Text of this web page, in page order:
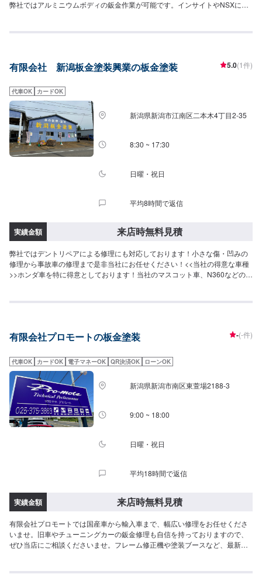
弊社ではアルミニウムボディの鈑金作業が可能です。インサイトやNSXにお
お待ちしております。[得意なメーカー]✅日本車全般どんなメーカーにも対応
タイミングでもご安心ください。無料の代車をご用意可能です。(代車参考車
有限会社 新潟板金塗装興業の板金塗装 5.0(1件)
代車OK カードOK
新潟県新潟市江南区二本木4丁目2-35
8:30 ~ 17:30
日曜・祝日
平均8時間で返信
実績金額 来店時無料見積
弊社ではデントリペアによる修理にも対応しております！小さな傷・凹みの
修理から事故車の修理まで是非当社にお任せください！<<当社の得意な車種
>>ホンダ車を特に得意としております！当社のマスコット車、N360などの旧
ダイハツムーヴダイハツミライーストヨタハイエース
有限会社プロモートの板金塗装 -(-件)
代車OK カードOK 電子マネーOK QR決済OK ローンOK
新潟県新潟市南区東萱場2188-3
9:00 ~ 18:00
日曜・祝日
平均18時間で返信
実績金額 来店時無料見積
有限会社プロモートでは国産車から輸入車まで、幅広い修理をお任せくださ
いませ。旧車やチューニングカーの鈑金修理も自信を持っておりますので、
ぜひ当店にご相談くださいませ。フレーム修正機や塗装ブースなど、最新の